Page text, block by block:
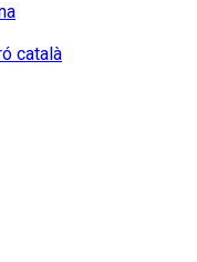
català